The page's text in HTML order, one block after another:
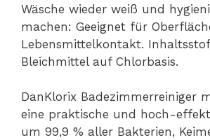
Wäsche wieder weiß und
machen: Geeignet für
Lebensmittelkontakt.
Bleichmittel auf Chlorbasis.
DanKlorix Badezimmerreiniger
eine praktische und hoch-
um 99,9 % aller Bakterien,